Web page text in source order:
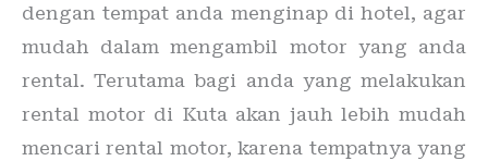
dengan tempat anda menginap di hotel, agar
mudah dalam mengambil motor yang anda
rental. Terutama bagi anda yang melakukan
rental motor di Kuta akan jauh lebih mudah
mencari rental motor, karena tempatnya yang